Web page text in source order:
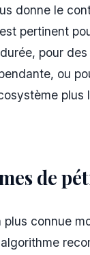
donne le
pertinent
pour
ou
de
plus connue